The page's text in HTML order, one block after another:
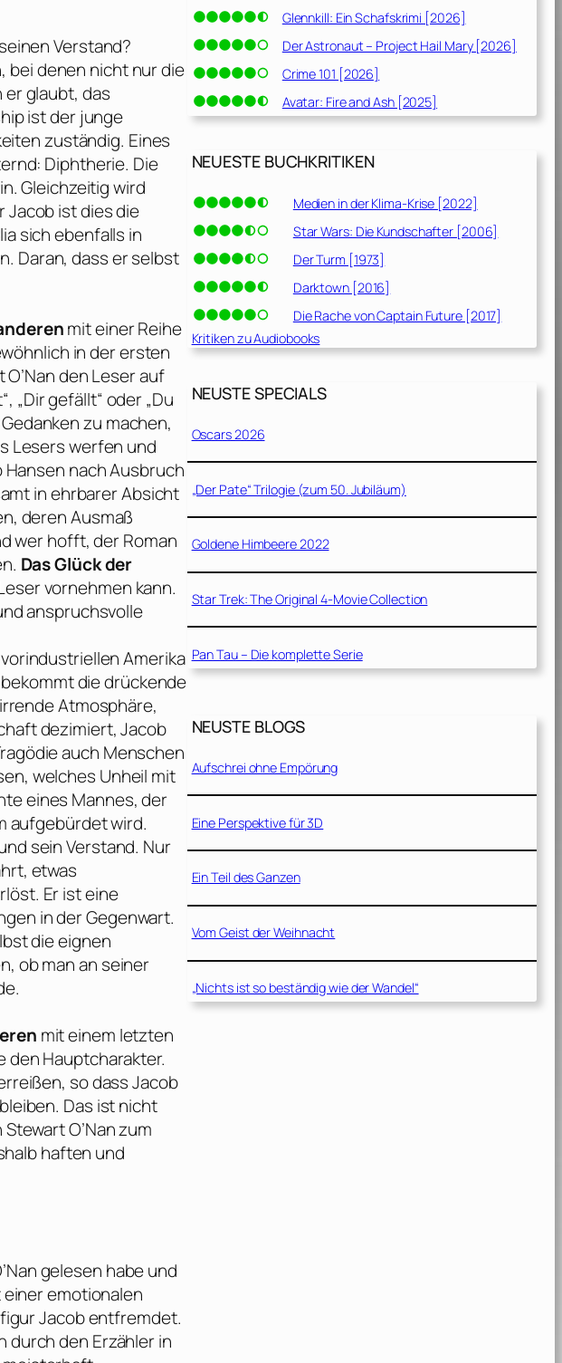
Verstand?
bei denen nicht nur die
er glaubt, das
ist der junge
zuständig. Eines
Diphtherie. Die
Gleichzeitig wird
Jacob ist dies die
sich ebenfalls in
Daran, dass er selbst
mit einer Reihe
in der ersten
O’Nanden Leser auf
„Dir gefällt“ oder „Du
zu machen,
Lesers werfen und
nach Ausbruch
in ehrbarer Absicht
deren Ausmaß
wer hofft, der Roman
Das Glück der
vornehmen kann.
anspruchsvolle
Amerika
die drückende
Atmosphäre,
dezimiert, Jacob
auch Menschen
welches Unheil mit
eines Mannes, der
aufgebürdet wird.
sein Verstand. Nur
etwas
Er ist eine
in der Gegenwart.
die eignen
ob man an seiner
mit einem letzten
den Hauptcharakter.
so dass Jacob
Das ist nicht
Stewart O’Nanzum
haften und
gelesen habe und
einer emotionalen
Jacob entfremdet.
den Erzähler in
Glennkill: Ein Schafskrimi [2026]
Der Astronaut – Project Hail Mary [2026]
Crime 101 [2026]
Avatar: Fire and Ash [2025]
NEUESTE BUCHKRITIKEN
Medien in der Klima-Krise [2022]
Star Wars: Die Kundschafter [2006]
Der Turm [1973]
Darktown [2016]
Die Rache von Captain Future [2017]
Kritiken zu Audiobooks
NEUSTE SPECIALS
Oscars 2026
„Der Pate“ Trilogie (zum 50. Jubiläum)
Goldene Himbeere 2022
Star Trek: The Original 4-Movie Collection
Pan Tau – Die komplette Serie
NEUSTE BLOGS
Aufschrei ohne Empörung
Eine Perspektive für 3D
Ein Teil des Ganzen
Vom Geist der Weihnacht
„Nichts ist so beständig wie der Wandel“